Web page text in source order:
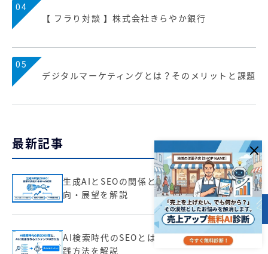
04
【 フラり対談 】株式会社きらやか銀行
05
デジタルマーケティングとは？そのメリットと課題
最新記事
生成AIとSEOの関係とは？仕組み・最新動
向・展望を解説
AI検索時代のSEOとは？対策のポイントと実
践方法を解説
目次